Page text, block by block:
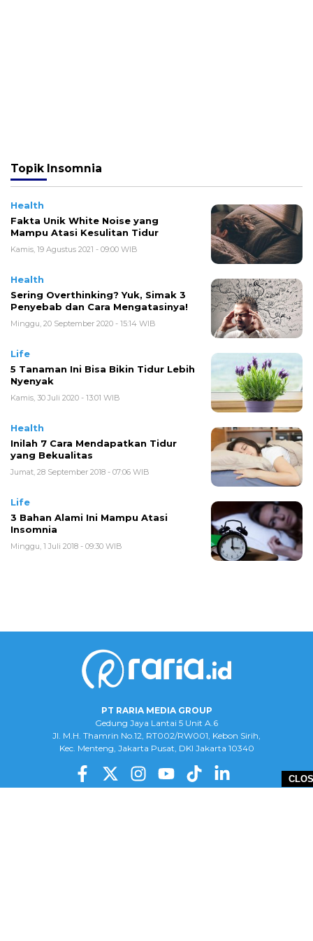
Topik Insomnia
Health
Fakta Unik White Noise yang
Mampu Atasi Kesulitan Tidur
Kamis, 19 Agustus 2021 - 09:00 WIB
Health
Sering Overthinking? Yuk, Simak 3
Penyebab dan Cara Mengatasinya!
Minggu, 20 September 2020 - 15:14 WIB
Life
5 Tanaman Ini Bisa Bikin Tidur Lebih
Nyenyak
Kamis, 30 Juli 2020 - 13:01 WIB
Health
Inilah 7 Cara Mendapatkan Tidur
yang Bekualitas
Jumat, 28 September 2018 - 07:06 WIB
Life
3 Bahan Alami Ini Mampu Atasi
Insomnia
Minggu, 1 Juli 2018 - 09:30 WIB
PT RARIA MEDIA GROUP
Gedung Jaya Lantai 5 Unit A.6
Jl. M.H. Thamrin No.12, RT002/RW001, Kebon Sirih,
Kec. Menteng, Jakarta Pusat, DKI Jakarta 10340